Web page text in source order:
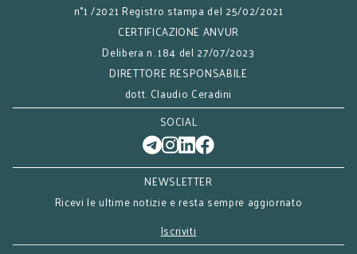
n°1 /2021 Registro stampa del 25/02/2021
CERTIFICAZIONE ANVUR
Delibera n. 184 del 27/07/2023
DIRETTORE RESPONSABILE
dott. Claudio Ceradini
SOCIAL
NEWSLETTER
Ricevi le ultime notizie e resta sempre aggiornato
Iscriviti